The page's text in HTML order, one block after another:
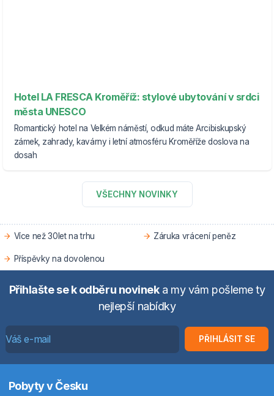
Hotel LA FRESCA Kroměříž: stylové ubytování v srdci
města UNESCO
Romantický hotel na Velkém náměstí, odkud máte Arcibiskupský
zámek, zahrady, kavárny i letní atmosféru Kroměříže doslova na
dosah
VŠECHNY NOVINKY
Více než 30let na trhu Záruka vrácení peněz
Příspěvky na dovolenou
Přihlašte se k odběru novineka my vám pošleme ty
nejlepší nabídky
PŘIHLÁSIT SE
Pobyty v Česku